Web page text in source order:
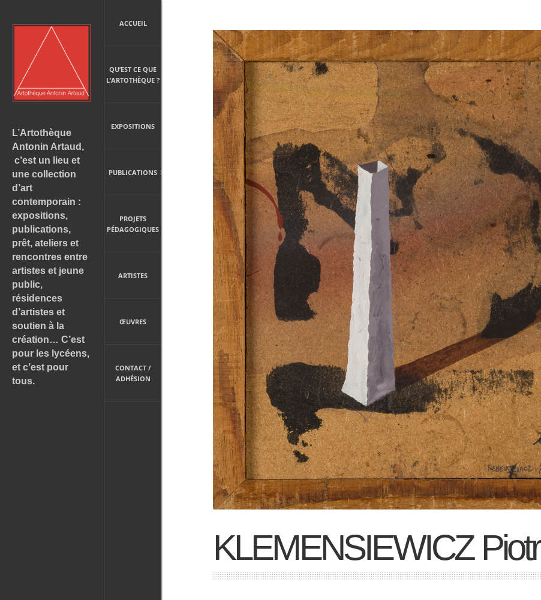
ACCUEIL
QU’EST CE QUE
L’ARTOTHÈQUE ?
EXPOSITIONS
PUBLICATIONS
PROJETS
PÉDAGOGIQUES
ARTISTES
ŒUVRES
CONTACT /
ADHÉSION
L’Artothèque
Antonin Artaud,
c’est un lieu et
une collection
d’art
contemporain :
expositions,
publications,
prêt, ateliers et
rencontres entre
artistes et jeune
public,
résidences
d’artistes et
soutien à la
création… C’est
pour les lycéens,
et c’est pour
tous.
KLEMENSIEWICZ Piotr